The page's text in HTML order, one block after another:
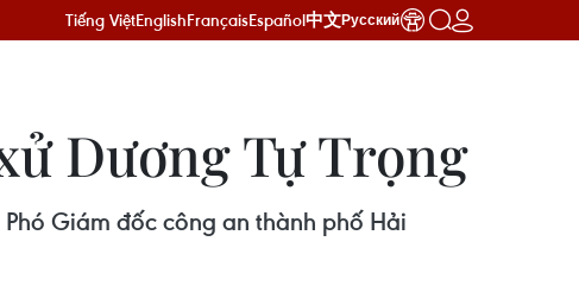
Tiếng ViệtEnglishFrançaisEspañol中文Русский
Dương Tự Trọng
Giám đốc công an thành phố Hải